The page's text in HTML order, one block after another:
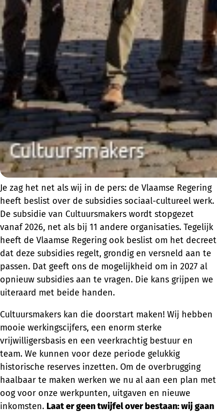
Je zag het net als wij in de pers: de Vlaamse Regering
heeft beslist over de subsidies sociaal-cultureel werk.
De subsidie van Cultuursmakers wordt stopgezet
vanaf 2026, net als bij 11 andere organisaties. Tegelijk
heeft de Vlaamse Regering ook beslist om het decreet
dat deze subsidies regelt, grondig en versneld aan te
passen. Dat geeft ons de mogelijkheid om in 2027 al
opnieuw subsidies aan te vragen. Die kans grijpen we
uiteraard met beide handen.
Cultuursmakers kan die doorstart maken! Wij hebben
mooie werkingscijfers, een enorm sterke
vrijwilligersbasis en een veerkrachtig bestuur en
team. We kunnen voor deze periode gelukkig
historische reserves inzetten. Om de overbrugging
haalbaar te maken werken we nu al aan een plan met
oog voor onze werkpunten, uitgaven en nieuwe
inkomsten. Laat er geen twijfel over bestaan: wij gaan